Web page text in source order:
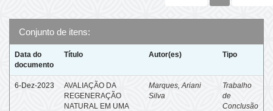
Conjunto de itens:
Data do
documento
Título Autor(es) Tipo
6-Dez-2023
AVALIAÇÃO DA
REGENERAÇÃO
NATURAL EM UMA
Marques, Ariani
Silva
Trabalho
de
Conclusão